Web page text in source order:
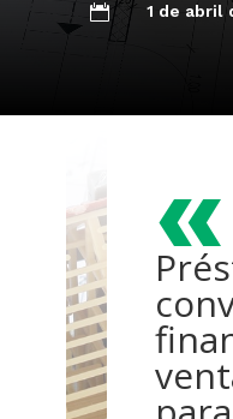
 1 de abril
«